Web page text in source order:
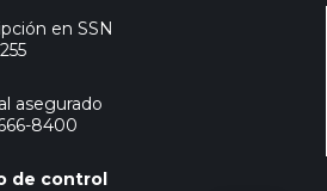
en SSN
asegurado
8400
de control